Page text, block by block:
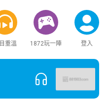
重溫 1872玩一陣 登入